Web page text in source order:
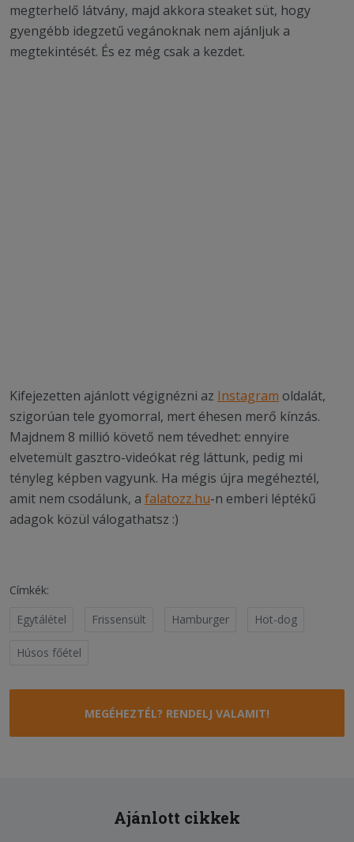
megterhelő látvány, majd akkora steaket süt, hogy
gyengébb idegzetű vegánoknak nem ajánljuk a
megtekintését. És ez még csak a kezdet.
Kifejezetten ajánlott végignézni az Instagram oldalát,
szigorúan tele gyomorral, mert éhesen merő kínzás.
Majdnem 8 millió követő nem tévedhet: ennyire
elvetemült gasztro-videókat rég láttunk, pedig mi
tényleg képben vagyunk. Ha mégis újra megéheztél,
amit nem csodálunk, a falatozz.hu-n emberi léptékű
adagok közül válogathatsz :)
Címkék:
Egytálétel
Frissensült Hamburger Hot-dog
Húsos főétel
MEGÉHEZTÉL? RENDELJ VALAMIT!
Ajánlott cikkek